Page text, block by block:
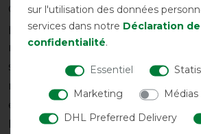
Comme nous l'avons déjà
produit durable avec le sac
made by HorSeven. En effet, ces
seulement fabriqués à partir de
mais aussi de couvertures de
en achetant un sac Horseware
HorSeven, tu tiens entre tes
sur l'utilisation des données
services dans notre Déclaration de
confidentialité.
Essentiel
Marketing
DHL Preferred Delivery